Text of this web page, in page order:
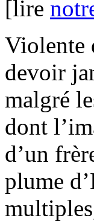
[lire
Violente
devoir
malgré
dont
d’un
plume